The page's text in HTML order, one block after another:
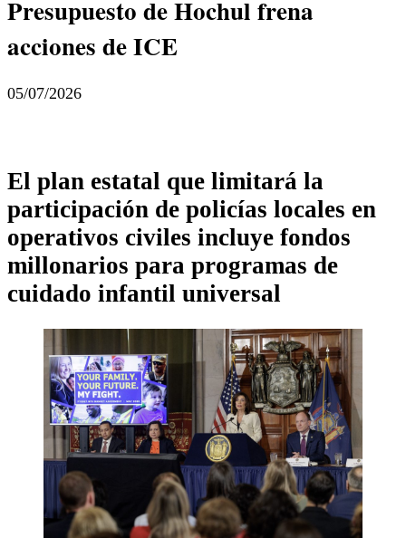
Presupuesto de Hochul frena
acciones de ICE
05/07/2026
El plan estatal que limitará la
participación de policías locales en
operativos civiles incluye fondos
millonarios para programas de
cuidado infantil universal